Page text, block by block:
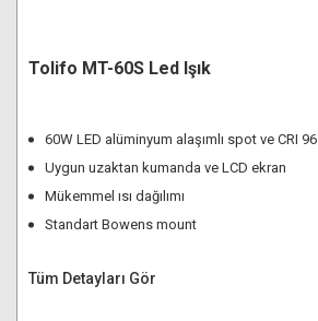
Tolifo MT-60S Led Işık
60W LED alüminyum alaşımlı spot ve CRI 96
Uygun uzaktan kumanda ve LCD ekran
Mükemmel ısı dağılımı
Standart Bowens mount
Tüm Detayları Gör